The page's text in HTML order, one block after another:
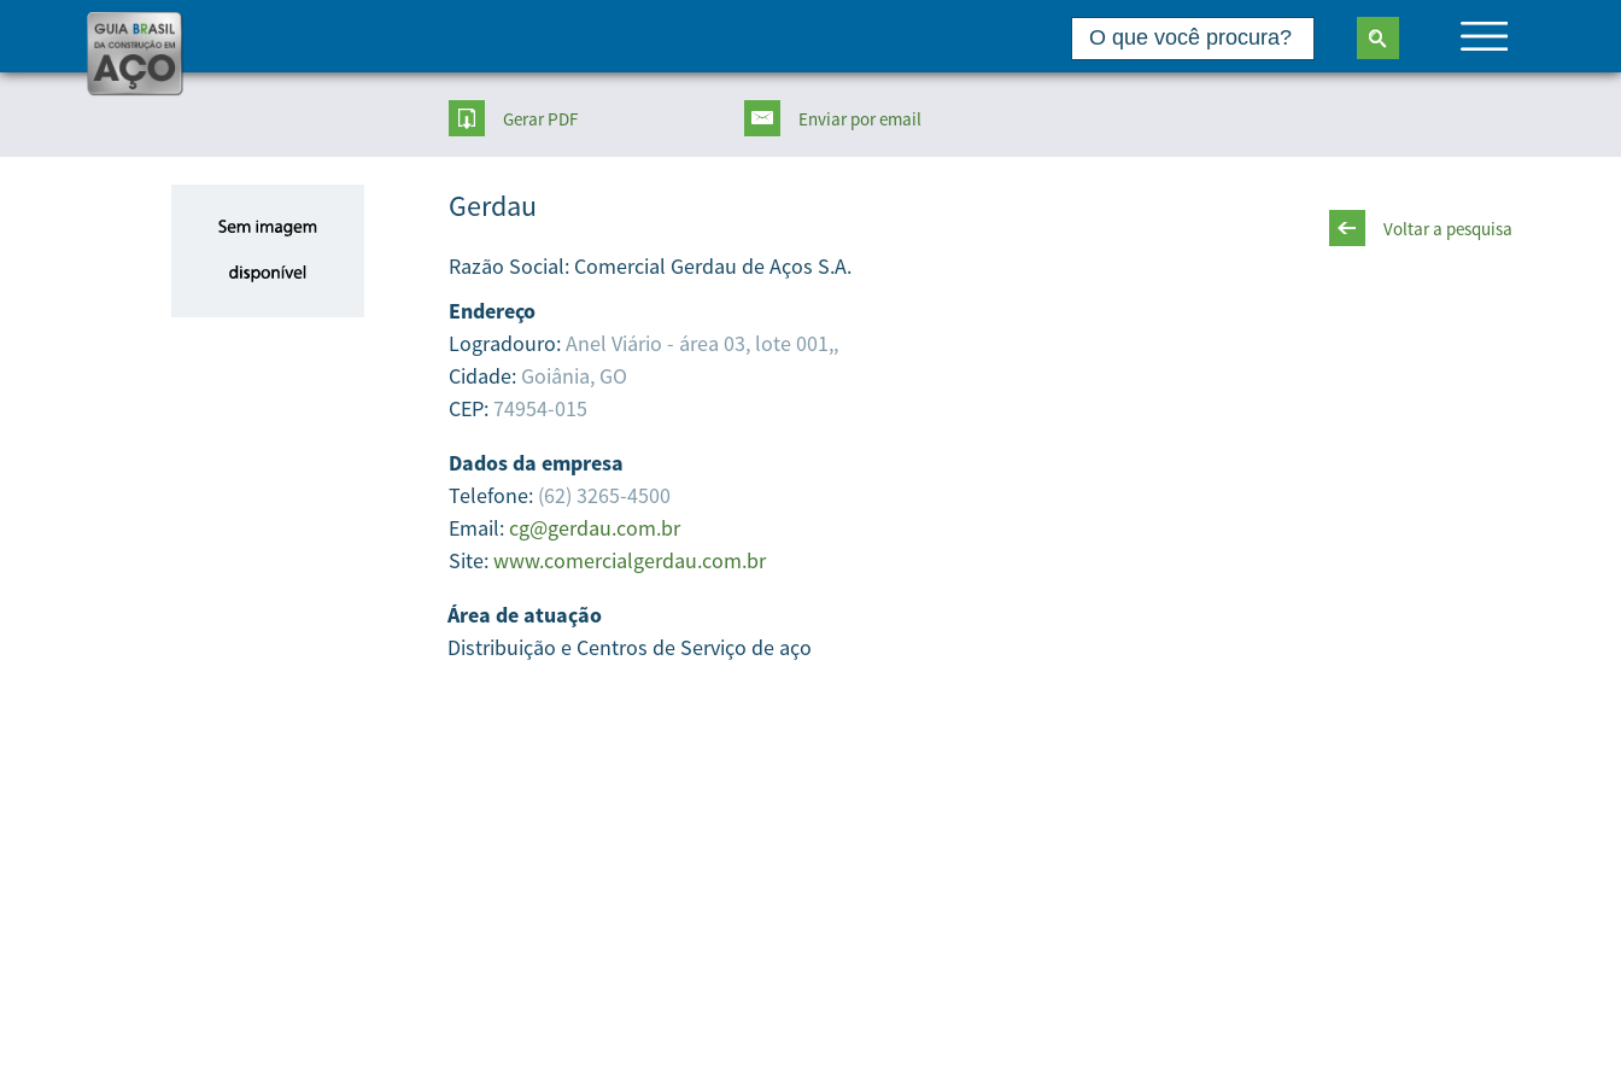
Gerar PDF Enviarpor email
Voltar a pesquisa
Gerdau
Razão Social: Comercial Gerdau de Aços S.A.
Endereço
Logradouro:Anel Viário - área 03, lote 001,,
Cidade: Goiânia, GO
CEP:74954-015
Dados da empresa
Telefone: (62) 3265-4500
Email:cg@gerdau.com.br
Site:www.comercialgerdau.com.br
Área de atuação
Distribuição e Centros de Serviço de aço